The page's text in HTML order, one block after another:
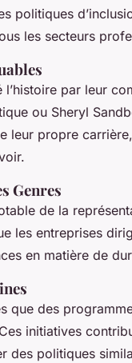
politiques
les secteurs
par leur
ou Sheryl
leur propre
Genres
de la
les entreprises
en matière de
que des
initiatives
des politiques